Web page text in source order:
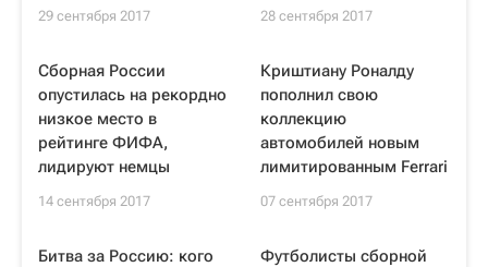
29 сентября 2017 28 сентября 2017
Сборная России
опустилась на рекордно
низкое место в
рейтинге ФИФА,
лидируют немцы
14 сентября 2017
Криштиану Роналду
пополнил свою
коллекцию
автомобилей новым
лимитированным Ferrari
07 сентября 2017
Битва за Россию: кого
Футболисты сборной